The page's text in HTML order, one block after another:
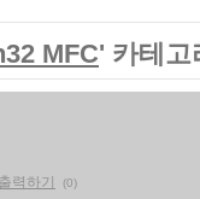
MFC' 카테고
력하기 (0)